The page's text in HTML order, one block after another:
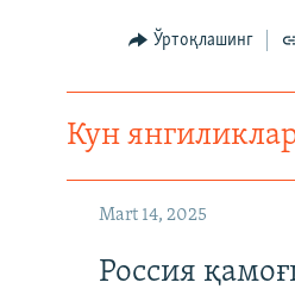
Ўртоқлашинг
Кун
Mart 14, 2025
Россия